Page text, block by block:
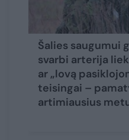
Šalies saugumui
svarbi arterija
ar „lovą
teisingai –
artimiausius